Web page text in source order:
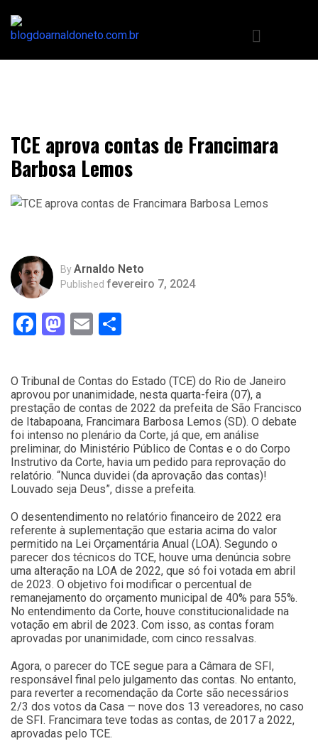
TCE aprova contas de Francimara
Barbosa Lemos
ByArnaldo Neto
Published fevereiro 7, 2024
Facebook
Mastodon
Email
O Tribunal de Contas do Estado (TCE) do Rio de Janeiro
aprovou por unanimidade, nesta quarta-feira (07), a
prestação de contas de 2022 da prefeita de São Francisco
de Itabapoana, Francimara Barbosa Lemos (SD). O debate
foi intenso no plenário da Corte, já que, em análise
preliminar, do Ministério Público de Contas e o do Corpo
Instrutivo da Corte, havia um pedido para reprovação do
relatório. “Nunca duvidei (da aprovação das contas)!
Louvado seja Deus”, disse a prefeita.
O desentendimento no relatório financeiro de 2022 era
referente à suplementação que estaria acima do valor
permitido na Lei Orçamentária Anual (LOA). Segundo o
parecer dos técnicos do TCE, houve uma denúncia sobre
uma alteração na LOA de 2022, que só foi votada em abril
de 2023. O objetivo foi modificar o percentual de
remanejamento do orçamento municipal de 40% para 55%.
No entendimento da Corte, houve constitucionalidade na
votação em abril de 2023. Com isso, as contas foram
aprovadas por unanimidade, com cinco ressalvas.
Agora, o parecer do TCE segue para a Câmara de SFI,
responsável final pelo julgamento das contas. No entanto,
para reverter a recomendação da Corte são necessários
2/3 dos votos da Casa — nove dos 13 vereadores, no caso
de SFI. Francimara teve todas as contas, de 2017 a 2022,
aprovadas pelo TCE.